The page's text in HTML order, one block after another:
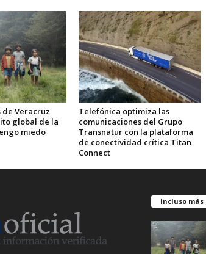
de Veracruz
global de la
miedo
Telefónica optimiza las
comunicaciones del Grupo
Transnatur con la plataforma
de conectividad crítica Titan
Connect
Incluso